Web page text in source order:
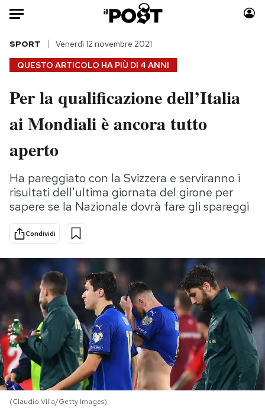
Auto
HOME
Italia
Politica
Tecnologia
Scienza
Cultura
Sport
Moda
Consumismi
Media
Europa
PODCAST
NEWSLETTER
I MIEI PREFERITI
SHOP
QUESTO ARTICOLO HA PIÙ DI 4 ANNI
SPORT Venerdì 12 novembre 2021
Per la qualificazione dell’Italia
ai Mondiali è ancora tutto
aperto
Ha pareggiato con la Svizzera e serviranno i
risultati dell'ultima giornata del girone per
sapere se la Nazionale dovrà fare gli spareggi
Condividi
(Claudio Villa/Getty Images)